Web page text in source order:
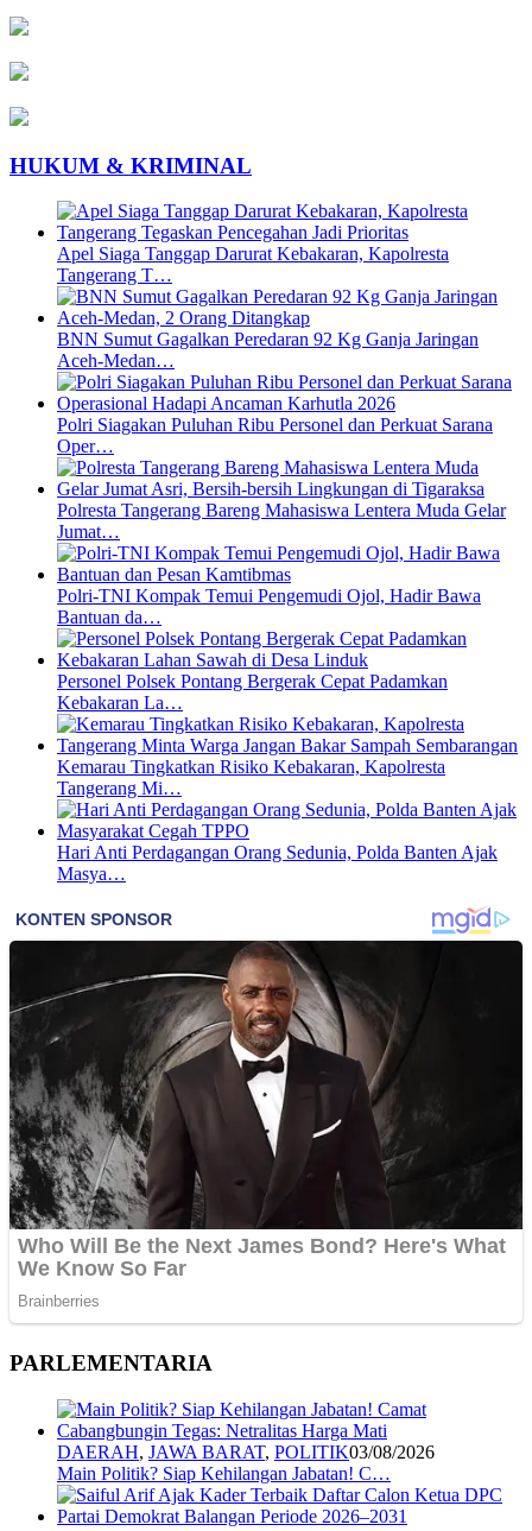
HUKUM & KRIMINAL
Apel Siaga Tanggap Darurat Kebakaran, Kapolresta
Tangerang T…
BNN Sumut Gagalkan Peredaran 92 Kg Ganja Jaringan
Aceh-Medan…
Polri Siagakan Puluhan Ribu Personel dan Perkuat Sarana
Oper…
Polresta Tangerang Bareng Mahasiswa Lentera Muda Gelar
Jumat…
Polri-TNI Kompak Temui Pengemudi Ojol, Hadir Bawa
Bantuan da…
Personel Polsek Pontang Bergerak Cepat Padamkan
Kebakaran La…
Kemarau Tingkatkan Risiko Kebakaran, Kapolresta
Tangerang Mi…
Hari Anti Perdagangan Orang Sedunia, Polda Banten Ajak
Masya…
PARLEMENTARIA
DAERAH, JAWA BARAT, POLITIK03/08/2026
Main Politik? Siap Kehilangan Jabatan! C…